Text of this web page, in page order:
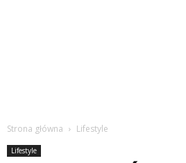
Strona główna Lifestyle
Lifestyle